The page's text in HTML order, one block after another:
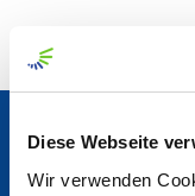
Diese Webseite
Wir verwenden
News &